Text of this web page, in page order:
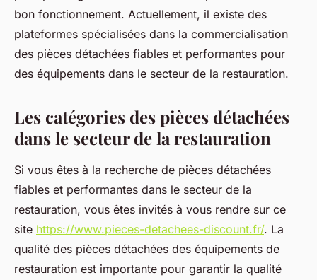
bon fonctionnement. Actuellement, il existe des
plateformes spécialisées dans la commercialisation
des pièces détachées fiables et performantes pour
des équipements dans le secteur de la restauration.
Les catégories des pièces détachées
dans le secteur de la restauration
Si vous êtes à la recherche de pièces détachées
fiables et performantes dans le secteur de la
restauration, vous êtes invités à vous rendre sur ce
site https://www.pieces-detachees-discount.fr/. La
qualité des pièces détachées des équipements de
restauration est importante pour garantir la qualité